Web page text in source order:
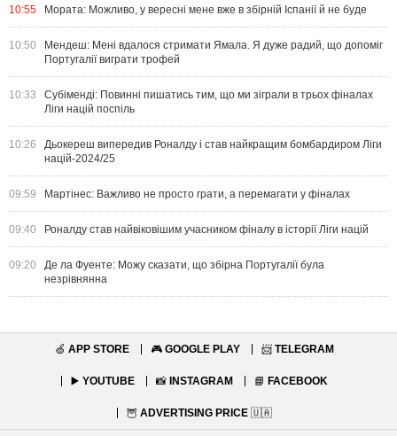
10:55 Мората: Можливо, у вересні мене вже в збірній Іспанії й не буде
10:50
Мендеш: Мені вдалося стримати Ямала. Я дуже радий, що допоміг
Португалії виграти трофей
10:33
Субіменді: Повинні пишатись тим, що ми зіграли в трьох фіналах
Ліги націй поспіль
10:26
Дьокереш випередив Роналду і став найкращим бомбардиром Ліги
націй-2024/25
09:59 Мартінес: Важливо не просто грати, а перемагати у фіналах
09:40 Роналду став найвіковішим учасником фіналу в історії Ліги націй
09:20
Де ла Фуенте: Можу сказати, що збірна Португалії була
незрівнянна
🍏 APP STORE 🎮 GOOGLE PLAY 📨 TELEGRAM
▶️ YOUTUBE 📸 INSTAGRAM 📘 FACEBOOK
🦉 ADVERTISING PRICE 🇺🇦